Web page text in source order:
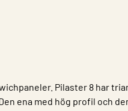
Pilaster 8 har
ena med hög profil och